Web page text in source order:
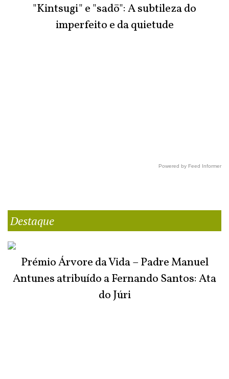
"Kintsugi" e "sadō": A subtileza do
imperfeito e da quietude
Powered by Feed Informer
Destaque
Prémio Árvore da Vida – Padre Manuel
Antunes atribuído a Fernando Santos: Ata
do Júri